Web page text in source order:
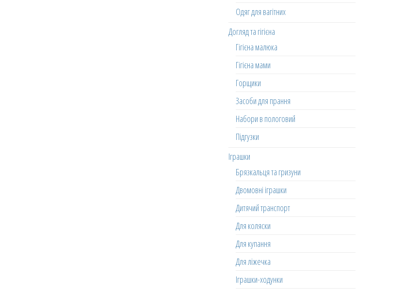
Одяг для вагітних
Догляд та гігієна
Гігієна малюка
Гігієна мами
Горщики
Засоби для прання
Набори в пологовий
Підгузки
Іграшки
Брязкальця та гризуни
Двомовні іграшки
Дитячий транспорт
Для коляски
Для купання
Для ліжечка
Іграшки-ходунки